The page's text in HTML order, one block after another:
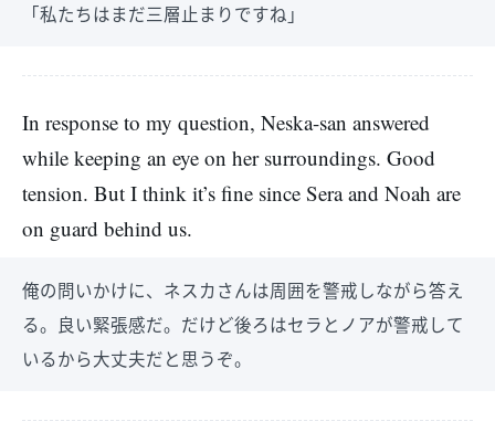
「私たちはまだ三層止まりですね」
In response to my question, Neska-san answered
while keeping an eye on her surroundings. Good
tension. But I think it’s fine since Sera and Noah are
on guard behind us.
俺の問いかけに、ネスカさんは周囲を警戒しながら答え
る。良い緊張感だ。だけど後ろはセラとノアが警戒して
いるから大丈夫だと思うぞ。